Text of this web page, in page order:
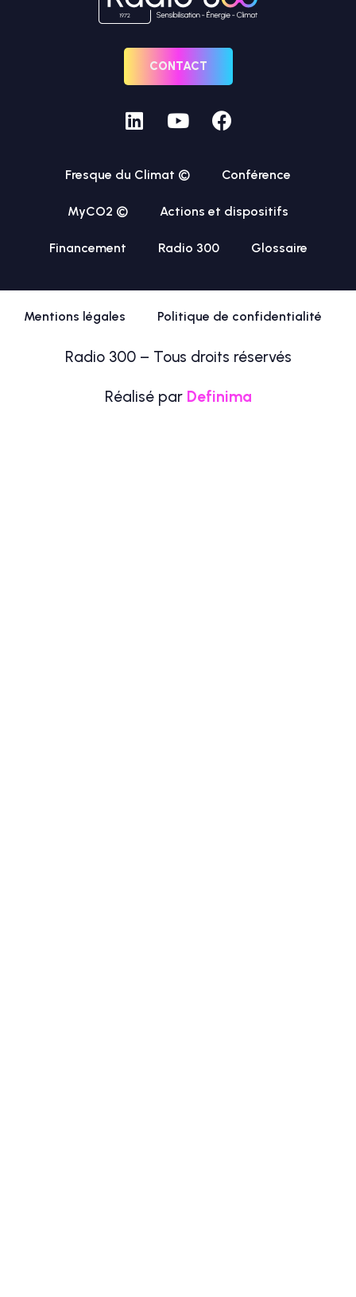
CONTACT
Fresque du Climat © Conférence
MyCO2 © Actions et dispositifs
Financement Radio 300 Glossaire
Mentions légales Politique de confidentialité
Radio 300 – Tous droits réservés
Réalisé par Definima